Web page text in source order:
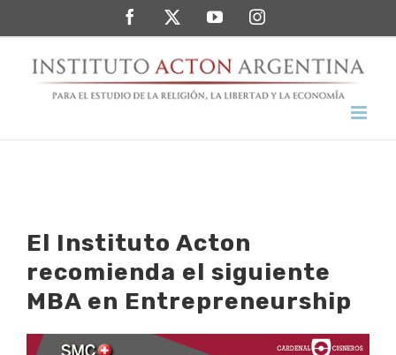
al
contenido
FacebookTwitterYouTubeInstagram
El Instituto Acton
recomienda el siguiente
MBA en Entrepreneurship
Ver